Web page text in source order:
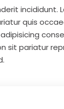
incididunt.
quis
sit pariatur